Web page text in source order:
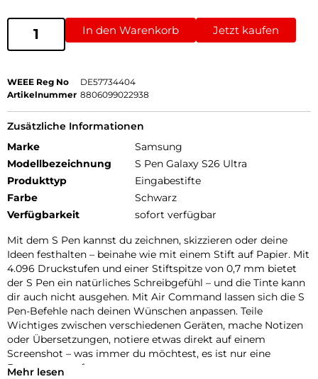
In den Warenkorb Jetzt kaufen
WEEE Reg No
DE57734404
Artikelnummer 8806099022938
Zusätzliche Informationen
Marke
Samsung
Modellbezeichnung
S Pen Galaxy S26 Ultra
Produkttyp
Eingabestifte
Farbe
Schwarz
Verfügbarkeit
sofort verfügbar
Mit dem S Pen kannst du zeichnen, skizzieren oder deine
Ideen festhalten – beinahe wie mit einem Stift auf Papier. Mit
4.096 Druckstufen und einer Stiftspitze von 0,7 mm bietet
der S Pen ein natürliches Schreibgefühl – und die Tinte kann
dir auch nicht ausgehen. Mit Air Command lassen sich die S
Pen-Befehle nach deinen Wünschen anpassen. Teile
Wichtiges zwischen verschiedenen Geräten, mache Notizen
oder Übersetzungen, notiere etwas direkt auf einem
Screenshot – was immer du möchtest, es ist nur eine
Bewegung entfernt.
Mehr lesen